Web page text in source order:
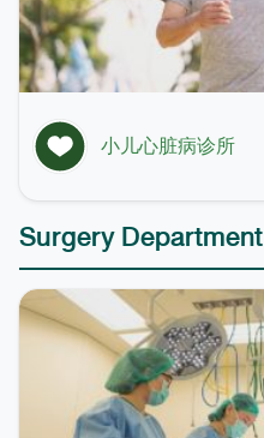
小儿心脏病诊所
Surgery Department